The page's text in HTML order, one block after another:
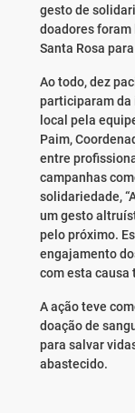
gesto de
doadores foram
Santa Rosa
Ao todo, dez
participaram da
local pela
Paim,
entre
campanhas
solidariedade,
um gesto
pelo próximo.
engajamento
com esta causa
A ação teve
doação de
para salvar
abastecido.